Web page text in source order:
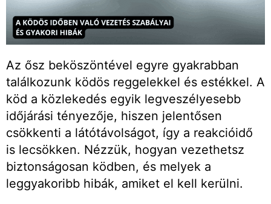
Az ősz beköszöntével egyre gyakrabban
találkozunk ködös reggelekkel és estékkel. A
köd a közlekedés egyik legveszélyesebb
időjárási tényezője, hiszen jelentősen
csökkenti a látótávolságot, így a reakcióidő
is lecsökken. Nézzük, hogyan vezethetsz
biztonságosan ködben, és melyek a
leggyakoribb hibák, amiket el kell kerülni.